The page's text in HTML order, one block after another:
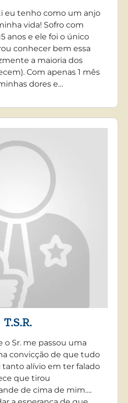
eu tenho como um anjo
vida! Sofro com
anos e ele foi o único
conhecer bem essa
a maioria dos
Com apenas 1 mês
dores e…
T.S.R.
o Sr. me passou uma
convicção de que tudo
tanto alívio em ter falado
que tirou
de cima de mim….